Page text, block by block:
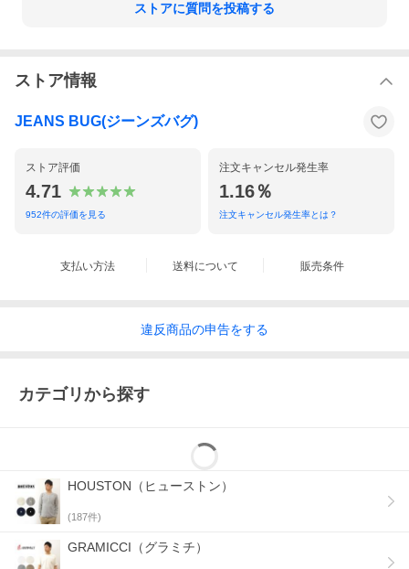
ストアに質問を投稿する
ストア情報
JEANS BUG(ジーンズバグ)
ストア評価
4.71
952件の評価を見る
注文キャンセル発生率
1.16％
注文キャンセル発生率とは？
支払い方法 送料について 販売条件
違反商品の申告をする
カテゴリから探す
HOUSTON（ヒューストン）
(187件)
GRAMICCI（グラミチ）